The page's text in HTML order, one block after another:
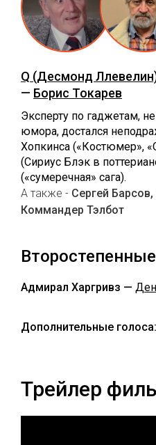
Q (Десмонд
— Борис Токарев
Эксперту по гаджетам,
юмора, достался
Хопкинса («Костюмер»,
(Сириус Блэк в
(«сумеречная» сага).
А также - Сергей
Коммандер Тэлбот
Адмирал Харгривз —
Дополнительные голоса:
Трейлер